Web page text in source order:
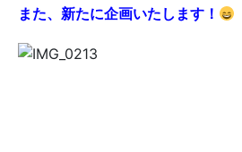
また、新たに企画いたします！